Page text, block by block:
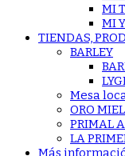
MI
MI
TIENDAS,
BARLEY
Mesa
ORO
PRIMAL
LA
Más